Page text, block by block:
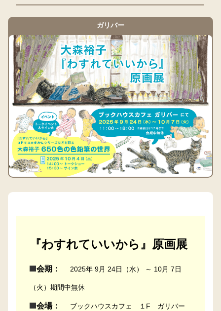
ガリバー
『わすれていいから』原画展
会期： 2025年 9月 24日（水） ～ 10月 7日
（火）期間中無休
会場： ブックハウスカフェ １F ガリバー